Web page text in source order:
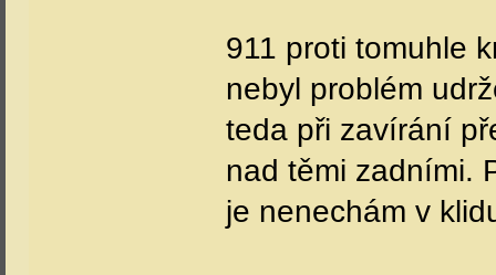
911 proti tomuhle
nebyl problém
teda při zavírání
nad těmi zadními.
je nenechám v